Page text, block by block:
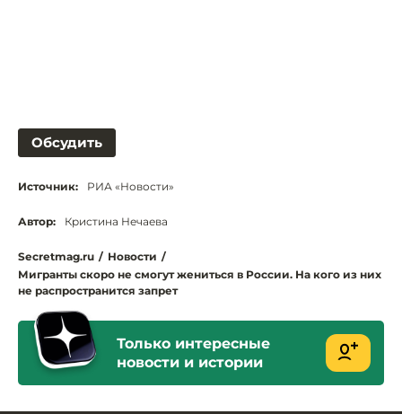
Обсудить
Источник: РИА «Новости»
Автор: Кристина Нечаева
Secretmag.ru / Новости /
Мигранты скоро не смогут жениться в России. На кого из них
не распространится запрет
Только интересные
новости и истории